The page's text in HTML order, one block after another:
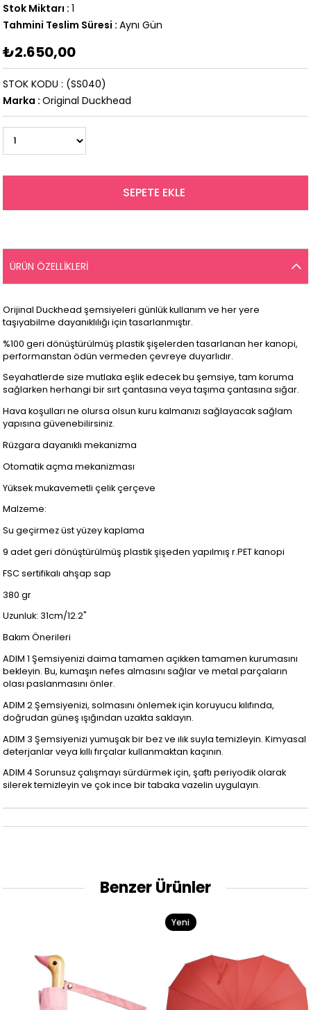
Stok Miktarı : 1
Tahmini Teslim Süresi : Aynı Gün
₺2.650,00
(SS040)
STOK KODU
Marka : Original Duckhead
ÜRÜN ÖZELLIKLERI
Orijinal Duckhead şemsiyeleri günlük kullanım ve her yere
taşıyabilme dayanıklılığı için tasarlanmıştır.
%100 geri dönüştürülmüş plastik şişelerden tasarlanan her kanopi,
performanstan ödün vermeden çevreye duyarlıdır.
Seyahatlerde size mutlaka eşlik edecek bu şemsiye, tam koruma
sağlarken herhangi bir sırt çantasına veya taşıma çantasına sığar.
Hava koşulları ne olursa olsun kuru kalmanızı sağlayacak sağlam
yapısına güvenebilirsiniz.
Rüzgara dayanıklı mekanizma
Otomatik açma mekanizması
Yüksek mukavemetli çelik çerçeve
Malzeme:
Su geçirmez üst yüzey kaplama
9 adet geri dönüştürülmüş plastik şişeden yapılmış r.PET kanopi
FSC sertifikalı ahşap sap
380 gr
Uzunluk: 31cm/12.2"
Bakım Önerileri
ADIM 1 Şemsiyenizi daima tamamen açıkken tamamen kurumasını
bekleyin. Bu, kumaşın nefes almasını sağlar ve metal parçaların
olası paslanmasını önler.
ADIM 2 Şemsiyenizi, solmasını önlemek için koruyucu kılıfında,
doğrudan güneş ışığından uzakta saklayın.
ADIM 3 Şemsiyenizi yumuşak bir bez ve ılık suyla temizleyin. Kimyasal
deterjanlar veya kıllı fırçalar kullanmaktan kaçının.
ADIM 4 Sorunsuz çalışmayı sürdürmek için, şaftı periyodik olarak
silerek temizleyin ve çok ince bir tabaka vazelin uygulayın.
Benzer Ürünler
Yeni